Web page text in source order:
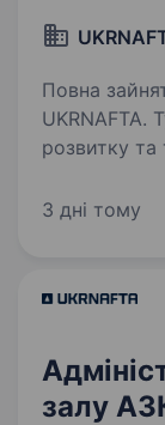
Повна
UKRNAFTA.
розвитку
це 2 000+
3 дні тому
залу